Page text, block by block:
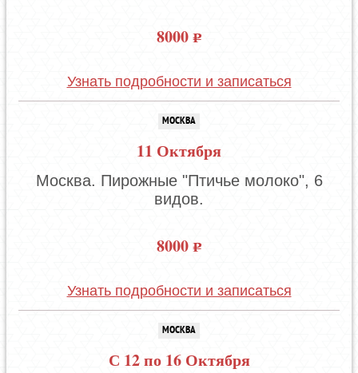
8000
Узнать подробности и записаться
МОСКВА
11 Октября
Москва. Пирожные "Птичье молоко", 6
видов.
8000
Узнать подробности и записаться
МОСКВА
С 12 по 16 Октября